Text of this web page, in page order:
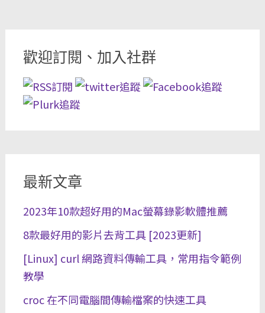
歡迎訂閱、加入社群
最新文章
2023年10款超好用的Mac螢幕錄影軟體推薦
8款最好用的影片去背工具 [2023更新]
[Linux] curl 網路資料傳輸工具，常用指令範例
教學
croc 在不同電腦間傳輸檔案的快速工具